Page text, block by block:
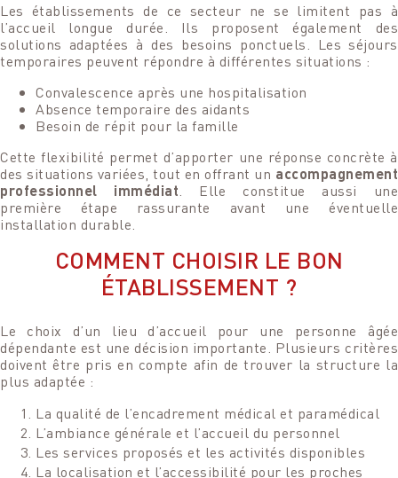
Les établissements de ce secteur ne se limitent pas à
l’accueil longue durée. Ils proposent également des
solutions adaptées à des besoins ponctuels. Les séjours
temporaires peuvent répondre à différentes situations :
Convalescence après une hospitalisation
Absence temporaire des aidants
Besoin de répit pour la famille
Cette flexibilité permet d’apporter une réponse concrète à
des situations variées, tout en offrant un accompagnement
professionnel immédiat . Elle constitue aussi une
première étape rassurante avant une éventuelle
installation durable.
COMMENT CHOISIR LE BON
ÉTABLISSEMENT ?
Le choix d’un lieu d’accueil pour une personne âgée
dépendante est une décision importante. Plusieurs critères
doivent être pris en compte afin de trouver la structure la
plus adaptée :
La qualité de l’encadrement médical et paramédical
L’ambiance générale et l’accueil du personnel
Les services proposés et les activités disponibles
La localisation et l’accessibilité pour les proches